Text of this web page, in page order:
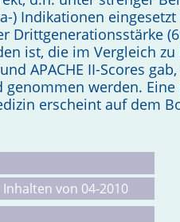
) Indikationen
Drittgenerationsstärke
ist, die im Vergleich
APACHE II-Scores
genommen werden.
erscheint auf dem
von 04-2010